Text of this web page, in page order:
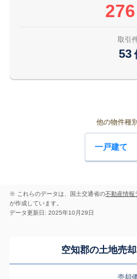
276
取引
53
他の物件種
一戸建て
※ これらのデータは、国土交通省の不動産情報
が作成しています。
データ更新日: 2025年10月29日
空知郡の土地売
売却